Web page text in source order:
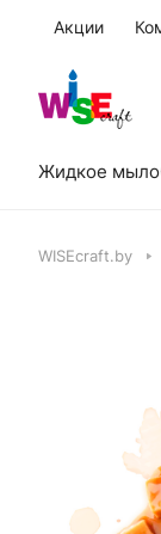
Акции
Жидкое мыло
WISEcraft.by